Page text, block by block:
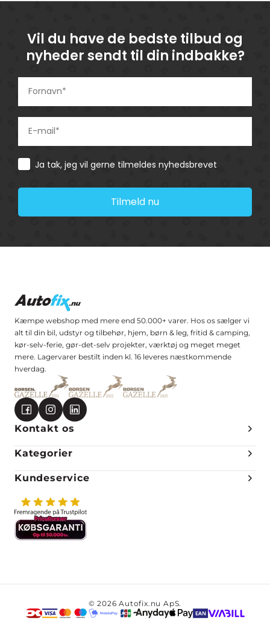
Vil du have de bedste tilbud og
nyheder sendt til din indbakke?
Consent
Ja tak, jeg vil gerne tilmeldes nyhedsbrevet
Tilmeld nu
Kæmpe webshop med mere end 50.000+ varer. Hos os sælger vi
alt til din bil, udstyr og tilbehør, hjem, børn & leg, fritid & camping,
kør-selv-ferie, gør-det-selv projekter, værktøj og meget meget
mere. Lagervarer bestilt inden kl. 16 leveres næstkommende
hverdag.
Kontakt os
Kategorier
Kundeservice
© 2026 Autofix.nu ApS.